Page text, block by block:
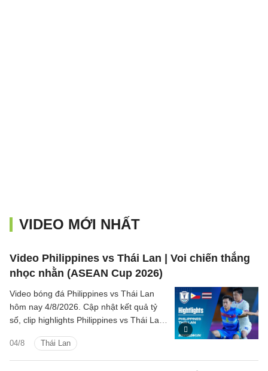
VIDEO MỚI NHẤT
Video Philippines vs Thái Lan | Voi chiến thắng
nhọc nhằn (ASEAN Cup 2026)
04/8 Thái Lan
Video bóng đá Philippines vs Thái Lan
hôm nay 4/8/2026. Cập nhật kết quả tỷ
số, clip highlights Philippines vs Thái Lan
huống trên sân.